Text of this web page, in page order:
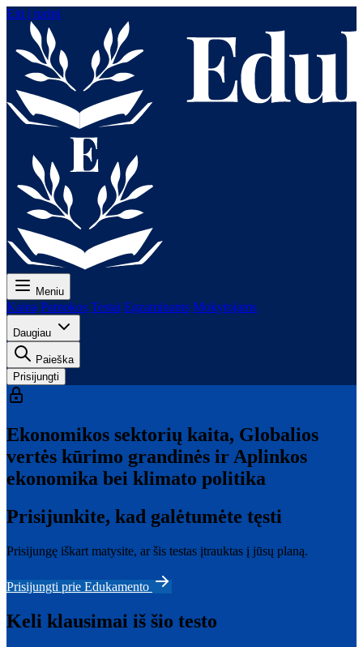
Eiti į turinį
Meniu
Kaina Pamokos Testai Egzaminams Mokytojams
Daugiau
Paieška
Prisijungti
Ekonomikos sektorių kaita, Globalios
vertės kūrimo grandinės ir Aplinkos
ekonomika bei klimato politika
Prisijunkite, kad galėtumėte tęsti
Prisijungę iškart matysite, ar šis testas įtrauktas į jūsų planą.
Prisijungti prie Edukamento
Keli klausimai iš šio testo